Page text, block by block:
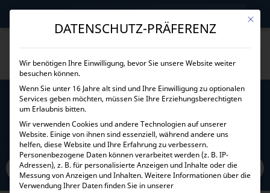
→
Home Alle Produkte Stromerzeuger und Ersatzteile Relais 12V 40A
Mit
DATENSCHUTZ-PRÄFERENZ
Wir benötigen Ihre Einwilligung, bevor Sie unsere Website weiter
besuchen können.
Wenn Sie unter 16 Jahre alt sind und Ihre Einwilligung zu optionalen
Services geben möchten, müssen Sie Ihre Erziehungsberechtigten
um Erlaubnis bitten.
Wir verwenden Cookies und andere Technologien auf unserer
Website. Einige von ihnen sind essenziell, während andere uns
helfen, diese Website und Ihre Erfahrung zu verbessern.
Personenbezogene Daten können verarbeitet werden (z. B. IP-
Adressen), z. B. für personalisierte Anzeigen und Inhalte oder die
Messung von Anzeigen und Inhalten.Weitere Informationen über die
Verwendung Ihrer Daten finden Sie in unserer